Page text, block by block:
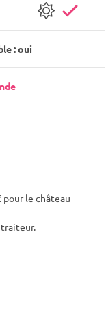
: oui
pour le château
traiteur.